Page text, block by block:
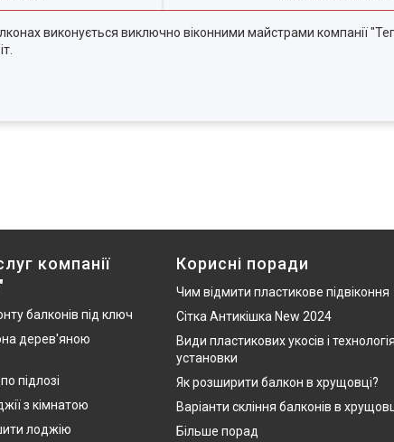
виконується виключно віконними майстрами компанії
компанії
балконів під ключ
дерев'яною
підлозі
з кімнатою
лоджію
Корисні поради
Чим відмити пластикове підвіконня
Сітка Антикішка New 2024
Види пластикових укосів і
установки
Як розширити балкон в хрущовці?
Варіанти скління балконів в
Більше порад